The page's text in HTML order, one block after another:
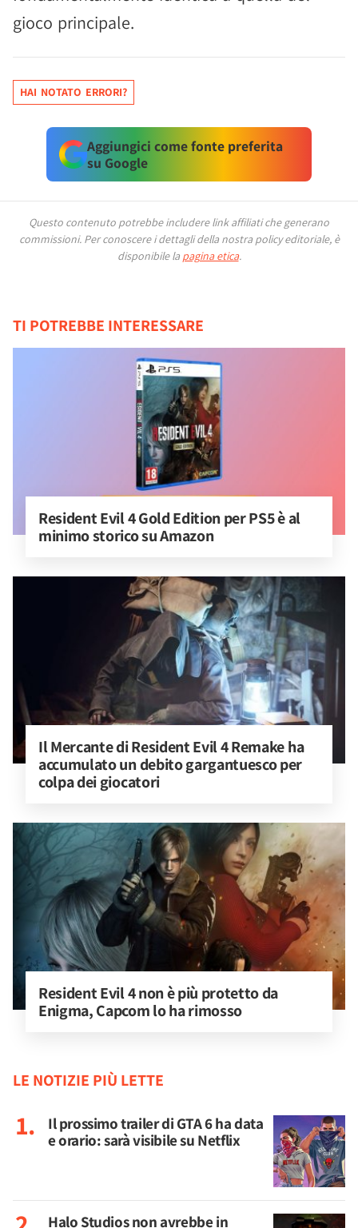
gioco principale.
HAI NOTATO ERRORI?
Aggiungici come fonte preferita
su Google
Questo contenuto potrebbe includere link affiliati che generano
commissioni. Per conoscere i dettagli della nostra policy editoriale, è
disponibile la pagina etica.
TI POTREBBE INTERESSARE
Resident Evil 4 Gold Edition per PS5 è al
minimo storico su Amazon
Il Mercante di Resident Evil 4 Remake ha
accumulato un debito gargantuesco per
colpa dei giocatori
Resident Evil 4 non è più protetto da
Enigma, Capcom lo ha rimosso
LE NOTIZIE PIÙ LETTE
Il prossimo trailer di GTA 6 ha data
e orario: sarà visibile su Netflix
Halo Studios non avrebbe in